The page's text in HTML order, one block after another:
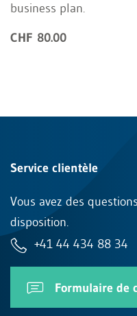
business plan.
CHF 80.00
Service clientèle
Vous avez des
disposition.
+41 44 434 88 34
Formulaire de